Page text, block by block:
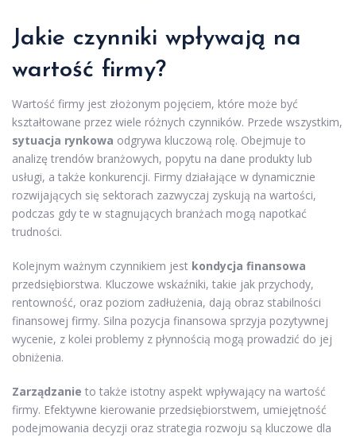
Jakie czynniki wpływają na
wartość firmy?
Wartość firmy jest złożonym pojęciem, które może być
kształtowane przez wiele różnych czynników. Przede wszystkim,
sytuacja rynkowa odgrywa kluczową rolę. Obejmuje to
analizę trendów branżowych, popytu na dane produkty lub
usługi, a także konkurencji. Firmy działające w dynamicznie
rozwijających się sektorach zazwyczaj zyskują na wartości,
podczas gdy te w stagnujących branżach mogą napotkać
trudności.
Kolejnym ważnym czynnikiem jest kondycja finansowa
przedsiębiorstwa. Kluczowe wskaźniki, takie jak przychody,
rentowność, oraz poziom zadłużenia, dają obraz stabilności
finansowej firmy. Silna pozycja finansowa sprzyja pozytywnej
wycenie, z kolei problemy z płynnością mogą prowadzić do jej
obniżenia.
Zarządzanie to także istotny aspekt wpływający na wartość
firmy. Efektywne kierowanie przedsiębiorstwem, umiejętność
podejmowania decyzji oraz strategia rozwoju są kluczowe dla